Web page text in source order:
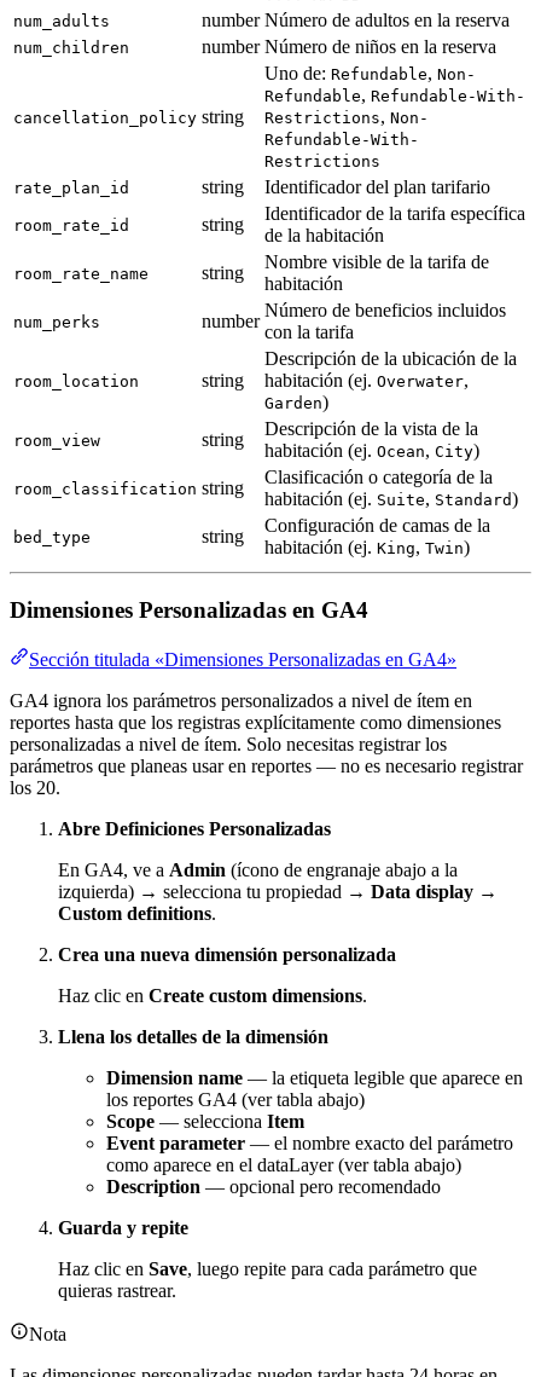
num_adults
number Número de adultos en la reserva
num_children number Número de niños en la reserva
cancellation_policy string
Uno de: Refundable, Non-
Refundable, Refundable-With-
Restrictions, Non-
Refundable-With-
Restrictions
rate_plan_id
string Identificador del plan tarifario
room_rate_id string
Identificador de la tarifa específica
de la habitación
room_rate_name string
Nombre visible de la tarifa de
habitación
num_perks number
Número de beneficios incluidos
con la tarifa
room_location string
Descripción de la ubicación de la
habitación (ej. Overwater,
Garden)
room_view string
Descripción de la vista de la
habitación (ej. Ocean, City)
room_classification string
Clasificación o categoría de la
habitación (ej. Suite, Standard)
bed_type string
Configuración de camas de la
habitación (ej. King, Twin)
Dimensiones Personalizadas en GA4
Sección titulada «Dimensiones Personalizadas en GA4»
GA4 ignora los parámetros personalizados a nivel de ítem en
reportes hasta que los registras explícitamente como dimensiones
personalizadas a nivel de ítem. Solo necesitas registrar los
parámetros que planeas usar en reportes — no es necesario registrar
los 20.
Abre Definiciones Personalizadas
En GA4, ve a Admin (ícono de engranaje abajo a la
izquierda) → selecciona tu propiedad → Data display →
Custom definitions.
Crea una nueva dimensión personalizada
Haz clic en Create custom dimensions.
Llena los detalles de la dimensión
Dimension name — la etiqueta legible que aparece en
los reportes GA4 (ver tabla abajo)
Scope — selecciona Item
Event parameter — el nombre exacto del parámetro
como aparece en el dataLayer (ver tabla abajo)
Description — opcional pero recomendado
Guarda y repite
Haz clic en Save, luego repite para cada parámetro que
quieras rastrear.
Nota